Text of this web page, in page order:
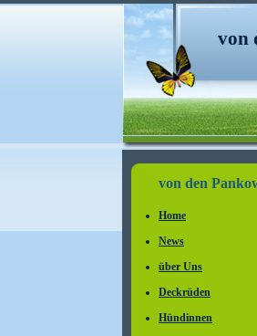
von
von den
Home
News
über Uns
Deckrüden
Hündinnen